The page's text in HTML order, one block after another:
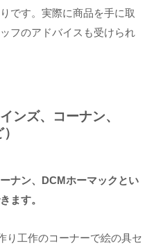
です。実際に商品を手に取
フのアドバイスも受けられ
ンズ、コーナン、
ナン、DCMホーマックとい
ます。
り工作のコーナーで絵の具セ